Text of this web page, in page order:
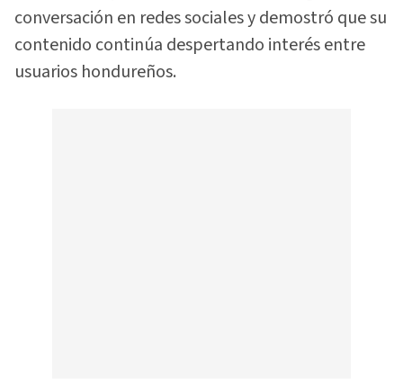
conversación en redes sociales y demostró que su
contenido continúa despertando interés entre
usuarios hondureños.